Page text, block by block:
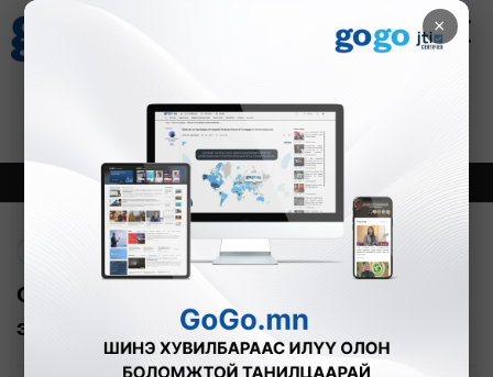
×
Зурхай
8.07
Онцлох Шинэ
О.Дөлгөөн: Хэзээ ч буруу юм хийж,
ээжийнхээ итгэлийг алдаж байгаагүй